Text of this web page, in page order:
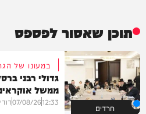
תוכן שאסור לפספס
חרדים
במעונו של
גדולי רבני
ממשל
12:33
07/08/26